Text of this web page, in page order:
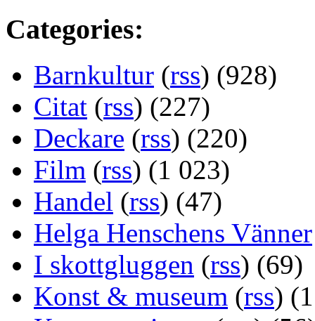
Categories:
Barnkultur (rss) (928)
Citat (rss) (227)
Deckare (rss) (220)
Film (rss) (1 023)
Handel (rss) (47)
Helga Henschens Vänner
I skottgluggen (rss) (69)
Konst & museum (rss)